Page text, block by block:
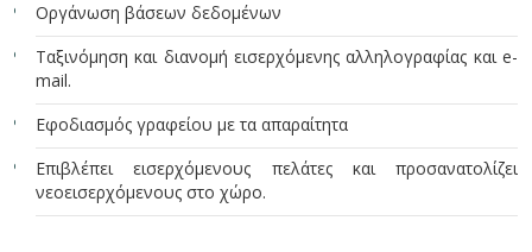
Οργάνωση βάσεων δεδομένων
Ταξινόμηση και διανομή εισερχόμενης αλληλογραφίας και e-
mail.
Εφοδιασμός γραφείου με τα απαραίτητα
Επιβλέπει εισερχόμενους πελάτες και προσανατολίζει
νεοεισερχόμενους στο χώρο.